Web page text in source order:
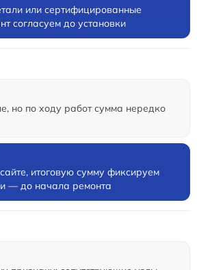
или сертифицированные
согласуем до установки
но по ходу работ сумма нередко
итоговую сумму фиксируем
— до начала ремонта